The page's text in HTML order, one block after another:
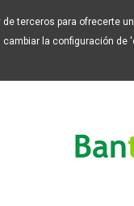
de terceros para ofrecerte
cambiar la configuración